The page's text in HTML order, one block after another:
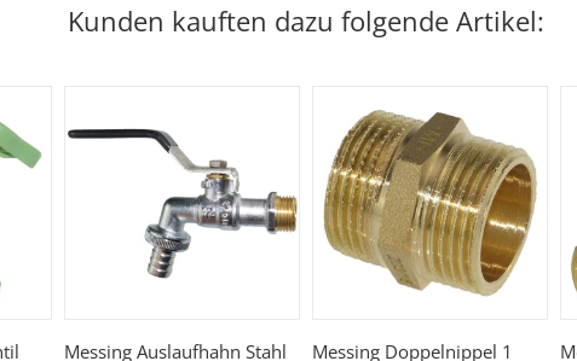
Kunden kauften dazu folgende Artikel:
Messing Auslaufhahn Stahl Messing Doppelnippel 1